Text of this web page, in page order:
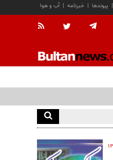
آب و هوا | خبرنامه | پیوندها |